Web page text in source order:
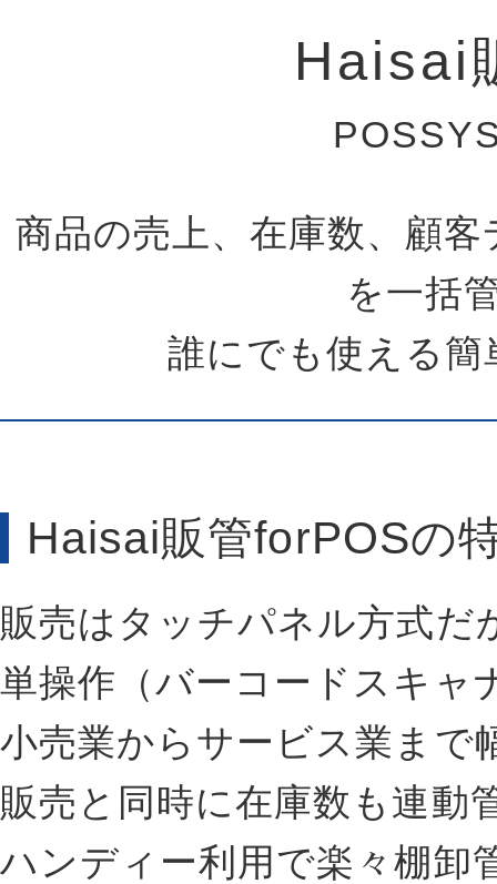
Haisai
商品の売上、在庫数、顧
を一括
誰にでも使える
Haisai販管forPOSの
販売はタッチパネル方式だ
単操作（バーコードスキャ
小売業からサービス業まで
販売と同時に在庫数も連動
ハンディー利用で楽々棚卸